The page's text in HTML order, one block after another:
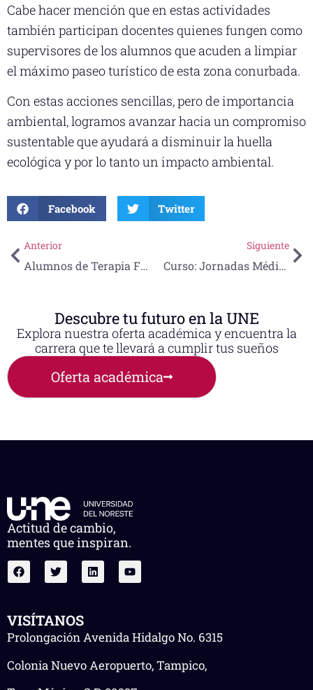
Cabe hacer mención que en estas actividades
también participan docentes quienes fungen como
supervisores de los alumnos que acuden a limpiar
el máximo paseo turístico de esta zona conurbada.
Con estas acciones sencillas, pero de importancia
ambiental, logramos avanzar hacia un compromiso
sustentable que ayudará a disminuir la huella
ecológica y por lo tanto un impacto ambiental.
Facebook Twitter
Anterior
Alumnos de Terapia Física reciben Certificación en Neurociencia Aplicada a la terapia manual integrativa.
Siguiente
Curso: Jornadas Médicas Oncológicas
Descubre tu futuro en la UNE
Explora nuestra oferta académica y encuentra la
carrera que te llevará a cumplir tus sueños
Oferta académica
Actitud de cambio,
mentes que inspiran.
VISÍTANOS
Prolongación Avenida Hidalgo No. 6315
Colonia Nuevo Aeropuerto, Tampico,